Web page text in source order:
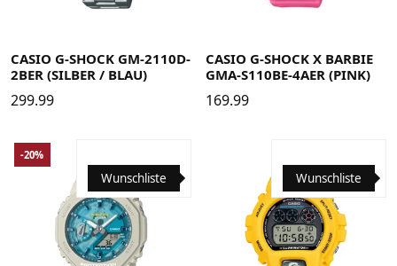
CASIO G-SHOCK GM-2110D-
2BER (SILBER / BLAU)
299.99
CASIO G-SHOCK X BARBIE
GMA-S110BE-4AER (PINK)
169.99
Wunschliste
-20%
Wunschliste